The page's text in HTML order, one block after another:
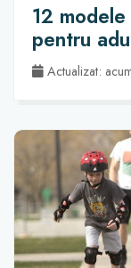
12
pentru
Actualizat: